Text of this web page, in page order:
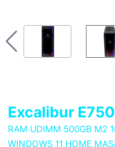
Excalibur E750
RAM UDIMM 500GB M2
WINDOWS 11 HOME